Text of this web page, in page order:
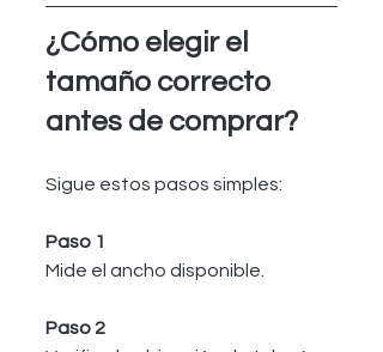
¿Cómo elegir el
tamaño correcto
antes de comprar?
Sigue estos pasos simples:
Paso 1
Mide el ancho disponible.
Paso 2